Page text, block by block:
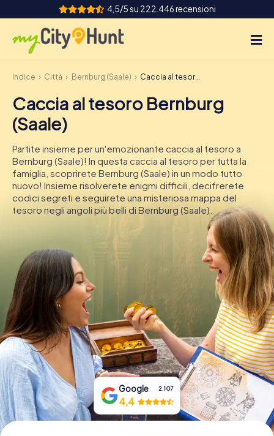
4,5/5 su 222.446 recensioni
Come funziona
Città
Team Building
Biglietti
DE
IE
IT
Prenota Biglietti
Acquista i Voucher
Indice Città Bernburg (Saale) Caccia al tesoro Bernburg (Saale)
Caccia al tesoro Bernburg
(Saale)
Partite insieme per un'emozionante caccia al tesoro a
Bernburg (Saale)! In questa caccia al tesoro per tutta la
famiglia, scoprirete Bernburg (Saale) in un modo tutto
nuovo! Insieme risolverete enigmi difficili, decifrerete
codici segreti e seguirete una misteriosa mappa del
tesoro negli angoli più belli di Bernburg (Saale).
Google 2.107
4,4